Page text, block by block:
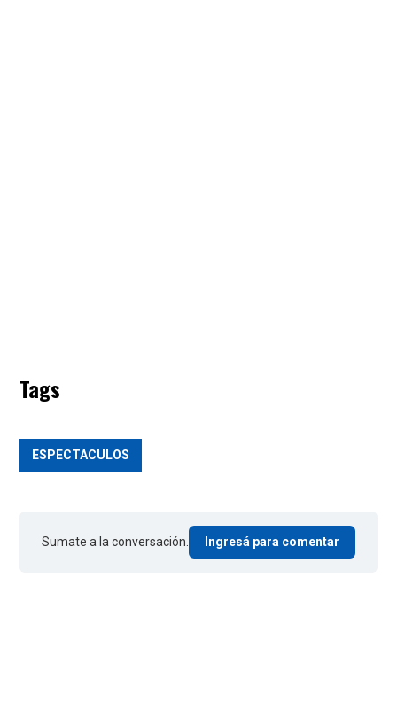
Tags
ESPECTACULOS
Sumate a la conversación. Ingresá para comentar